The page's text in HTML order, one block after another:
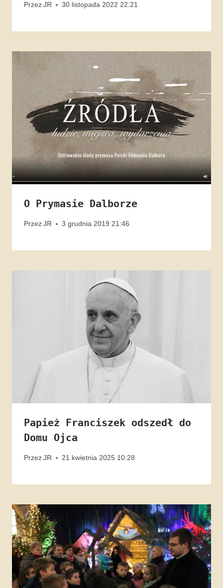
PrzezJR 30 listopada 2022 22:21
O Prymasie Dalborze
PrzezJR 3 grudnia 2019 21:46
Papież Franciszek odszedł do
Domu Ojca
PrzezJR 21 kwietnia 2025 10:28